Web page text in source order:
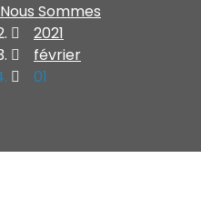
Nous Sommes
2021
février
01